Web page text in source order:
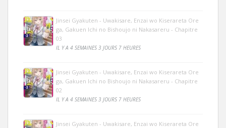
Jinsei Gyakuten - Uwakisare, Enzai wo Kiserareta Ore
ga, Gakuen Ichi no Bishoujo ni Nakasareru - Chapitre
03
IL Y A 4 SEMAINES 3 JOURS 7 HEURES
Jinsei Gyakuten - Uwakisare, Enzai wo Kiserareta Ore
ga, Gakuen Ichi no Bishoujo ni Nakasareru - Chapitre
02
IL Y A 4 SEMAINES 3 JOURS 7 HEURES
Jinsei Gyakuten - Uwakisare, Enzai wo Kiserareta Ore